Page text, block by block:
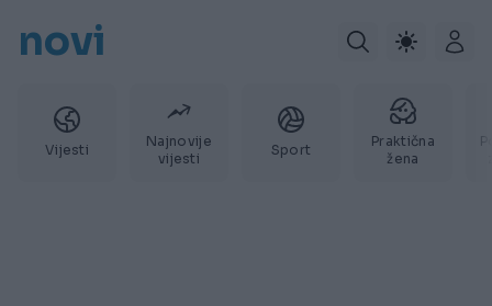
novi
Vijesti
Najnovije
vijesti
Sport
Praktična
žena